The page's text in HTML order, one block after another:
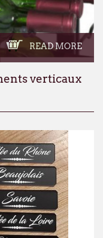
READ MORE
verticaux